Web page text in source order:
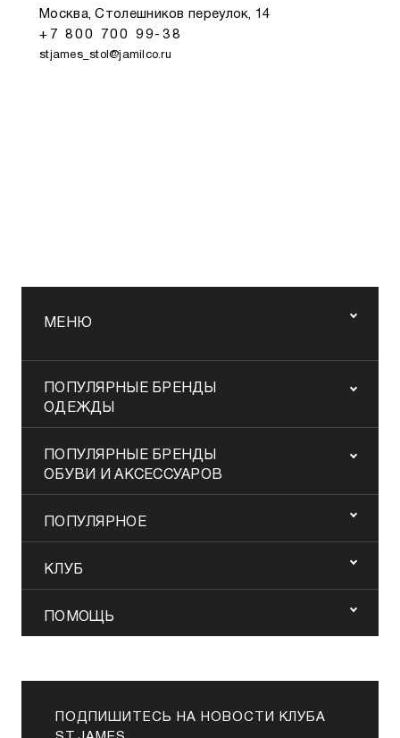
Москва, Столешников переулок, 14
+7 800 700 99-38
stjames_stol@jamilco.ru
МЕНЮ
ПОПУЛЯРНЫЕ БРЕНДЫ
ОДЕЖДЫ
ПОПУЛЯРНЫЕ БРЕНДЫ
ОБУВИ И АКСЕССУАРОВ
ПОПУЛЯРНОЕ
КЛУБ
ПОМОЩЬ
ПОДПИШИТЕСЬ НА НОВОСТИ КЛУБА